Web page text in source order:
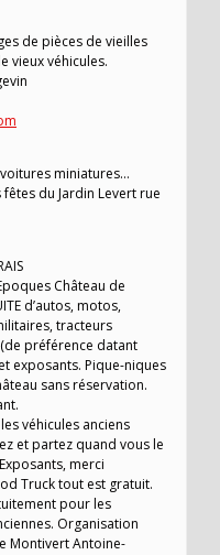
de pièces de vieilles
vieux véhicules.
miniatures…
du Jardin Levert rue
Château de
d’autos, motos,
tracteurs
préférence datant
exposants. Pique-niques
sans réservation.
véhicules anciens
et partez quand vous le
merci
Truck tout est gratuit.
pour les
Organisation
Montivert Antoine-